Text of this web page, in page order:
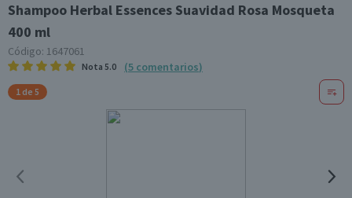
Shampoo Herbal Essences Suavidad Rosa Mosqueta
400 ml
Código: 1647061
Nota 5.0 (5 comentarios)
1 de 5